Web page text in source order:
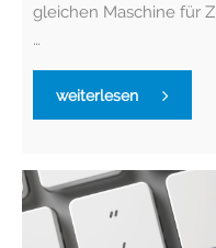
gleichen Maschine für
…
weiterlesen